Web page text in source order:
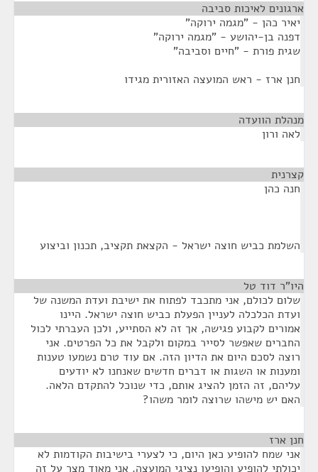
ארגונים לאיכות סביבה
יאיר כהן - "מגמה ירוקה"
דפנה בן-יהושע - "מגמה ירוקה"
שגית פורת - "חיים וסביבה"
חנן ארז - ראש המועצה האזורית מגידו
מנהלת הוועדה
לאה ורון
קצרנית
חנה כהן
השלמת כביש חוצה ישראל - הקצאת תקציב, תכנון וביצוע
היו"ר דוד טל
שלום לכולם, אני מתכבד לפתוח את ישיבת ועדת המשנה של
ועדת הכלכלה לעניין הפעלת כביש חוצה ישראל. היינו
אמורים לקבוע פגישה, אך זה לא הסתייע, ולכן העברתי לכול
החברים שאפשר לסייר במקום ולקבל את כל הפרטים. אני
רוצה לסכם היום את הדיון הזה. אם עוד טרם נשמעו טענות
ומענות או השגות או דברים חדשים שאנחנו לא יודעים
עליהם, זה הזמן להציג אותם, כדי שנוכל להתקדם הלאה.
האם יש מישהו שרוצה לומר משהו?
חנן ארז
אני שמח להופיע כאן היום, כי לצערי בישיבות הקודמות לא
יכולתי להופיע והופיעו נציגי המועצה. אני מאוד מצר על זה